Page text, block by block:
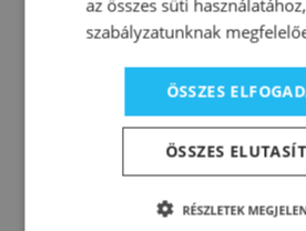
A közvetetten vagy közvetlenül az
hatásainak és az egyéb
védelme során első rétegként
megelőzésszerűen védi a
ellen, ugyanakkor megelőzi a
gyantákat is tartalmaz, ezért
az összes süti
szabályzatunknak
ÖSSZES
ÖSSZES
RÉSZLETEK